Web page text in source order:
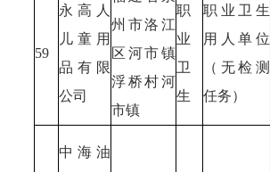
59
永高人
儿童用
品有限
公司
州市洛江
区河市镇
浮桥村河
市镇
职
业
卫
生
职业卫生
用人单位
（无检测
任务）
中海油